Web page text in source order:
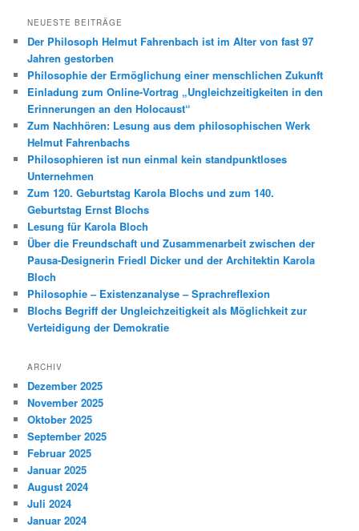
h
n
NEUESTE BEITRÄGE
Der Philosoph Helmut Fahrenbach ist im Alter von fast 97
Jahren gestorben
Philosophie der Ermöglichung einer menschlichen Zukunft
Einladung zum Online-Vortrag „Ungleichzeitigkeiten in den
Erinnerungen an den Holocaust“
Zum Nachhören: Lesung aus dem philosophischen Werk
Helmut Fahrenbachs
Philosophieren ist nun einmal kein standpunktloses
Unternehmen
Zum 120. Geburtstag Karola Blochs und zum 140.
Geburtstag Ernst Blochs
Lesung für Karola Bloch
Über die Freundschaft und Zusammenarbeit zwischen der
Pausa-Designerin Friedl Dicker und der Architektin Karola
Bloch
Philosophie – Existenzanalyse – Sprachreflexion
Blochs Begriff der Ungleichzeitigkeit als Möglichkeit zur
Verteidigung der Demokratie
ARCHIV
Dezember 2025
November 2025
Oktober 2025
September 2025
Februar 2025
Januar 2025
August 2024
Juli 2024
Januar 2024